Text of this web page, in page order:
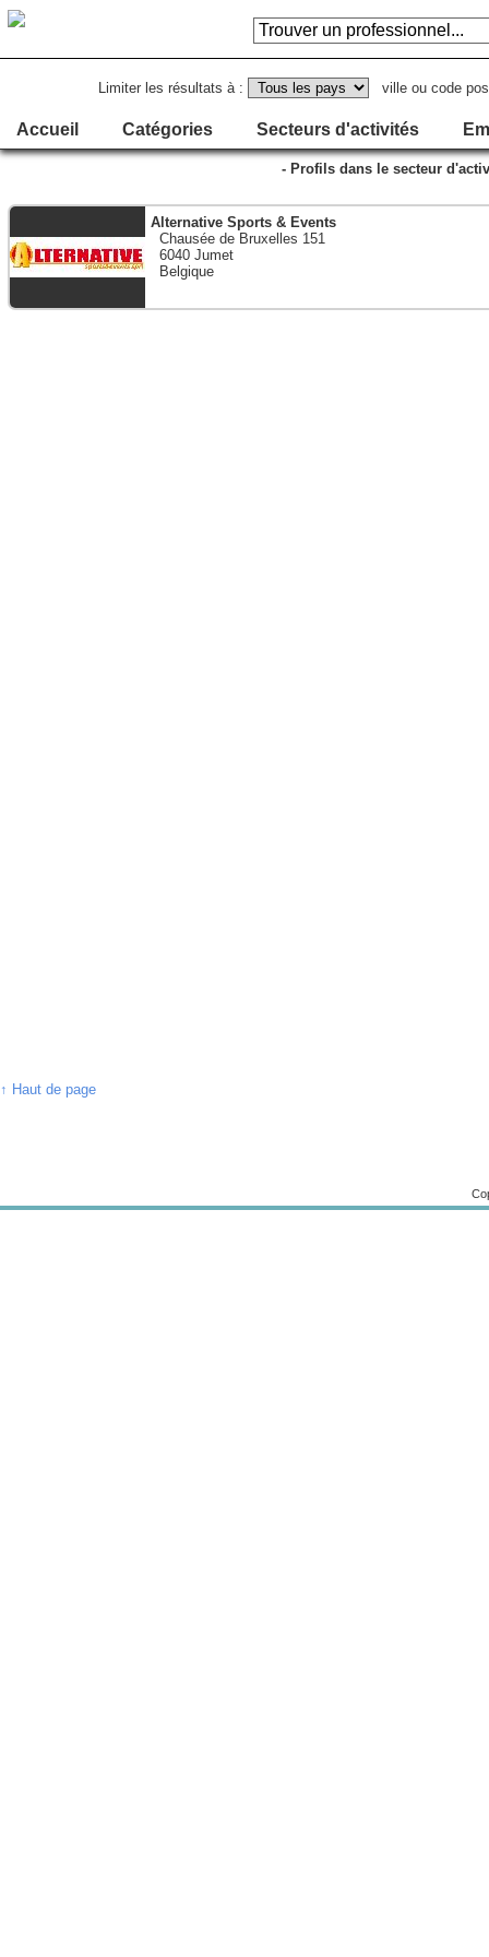
Limiter les résultats à : ville ou code
Accueil Catégories Secteurs d'activités
- Profils dans le secteur
Alternative Sports & Events
Chausée de Bruxelles 151
6040 Jumet
Belgique
↑ Haut de page